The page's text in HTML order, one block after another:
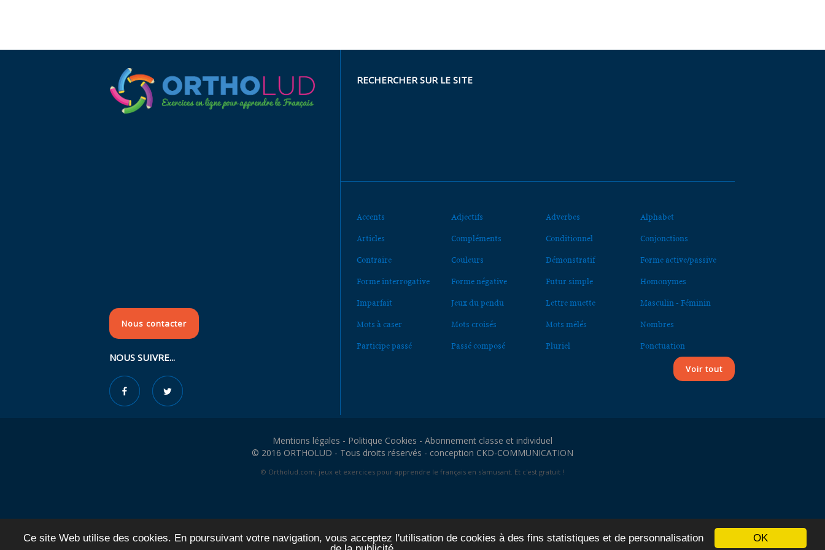
OK
Ce site Web utilise des cookies. En poursuivant votre navigation, vous acceptez l'utilisation de cookies à des fins statistiques et de personnalisation
Nous contacter
NOUS SUIVRE...
RECHERCHER SUR LE SITE
Accents Adjectifs Adverbes Alphabet
Articles Compléments Conditionnel Conjonctions
Contraire Couleurs Démonstratif Forme active/passive
Forme interrogative Forme négative Futur simple Homonymes
Imparfait Jeux du pendu Lettre muette Masculin - Féminin
Mots à caser Mots croisés Mots mêlés Nombres
Participe passé Passé composé Pluriel Ponctuation
Voir tout
Mentions légales - Politique Cookies - Abonnement classe et individuel
© 2016 ORTHOLUD - Tous droits réservés - conception CKD-COMMUNICATION
© Ortholud.com, jeux et exercices pour apprendre le français en s'amusant. Et c'est gratuit !